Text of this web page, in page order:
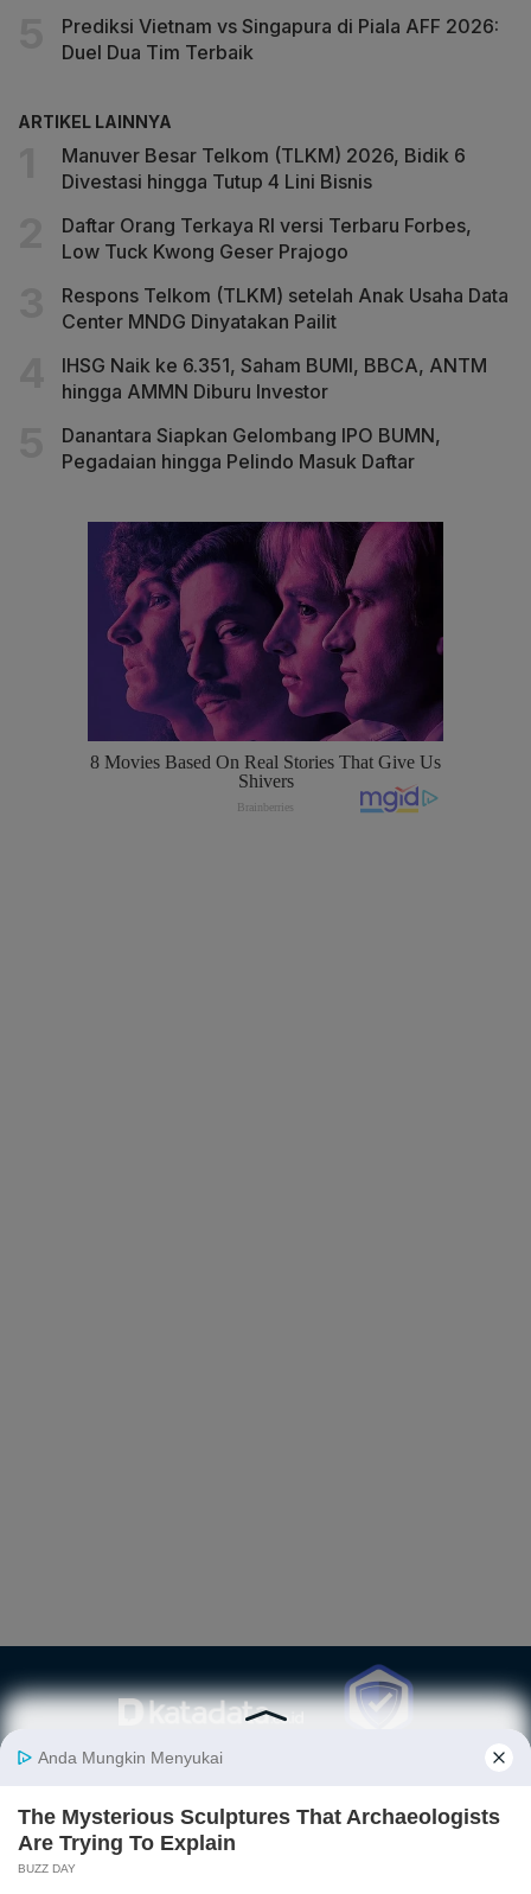
Prediksi Vietnam vs Singapura di Piala AFF 2026:
Duel Dua Tim Terbaik
ARTIKEL LAINNYA
Manuver Besar Telkom (TLKM) 2026, Bidik 6
Divestasi hingga Tutup 4 Lini Bisnis
Daftar Orang Terkaya RI versi Terbaru Forbes,
Low Tuck Kwong Geser Prajogo
Respons Telkom (TLKM) setelah Anak Usaha Data
Center MNDG Dinyatakan Pailit
IHSG Naik ke 6.351, Saham BUMI, BBCA, ANTM
hingga AMMN Diburu Investor
Danantara Siapkan Gelombang IPO BUMN,
Pegadaian hingga Pelindo Masuk Daftar
Berita